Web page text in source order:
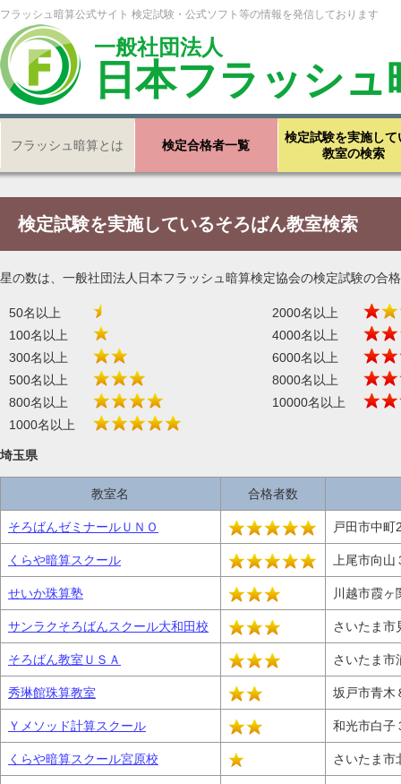
フラッシュ暗算公式サイト 検定試験・公式ソフト等の情報を発信しております
一般社団法人
日本フラッシ
フラッシュ暗算とは 検定合格者一覧
検定試験を実施して
教室の検索
検定試験を実施しているそろばん教室検索
星の数は、一般社団法人日本フラッシュ暗算検定協会の検定試験の合
50名以上
2000名以上
100名以上
4000名以上
300名以上
6000名以上
500名以上
8000名以上
800名以上
10000名以上
1000名以上
埼玉県
教室名 合格者数
そろばんゼミナールＵＮＯ 戸田市中
くらや暗算スクール 上尾市向
せいか珠算塾 川越市霞
サンラクそろばんスクール大和田校 さいたま市
そろばん教室ＵＳＡ さいたま市
秀琳館珠算教室 坂戸市青木
Ｙメソッド計算スクール 和光市白子
くらや暗算スクール宮原校 さいたま市